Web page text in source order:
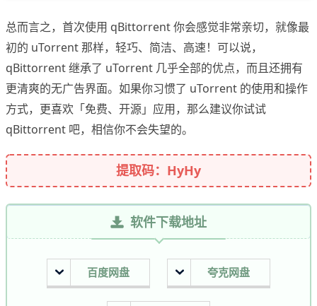
总而言之，首次使用 qBittorrent 你会感觉非常亲切，就像最
初的 uTorrent 那样，轻巧、简洁、高速！可以说，
qBittorrent 继承了 uTorrent 几乎全部的优点，而且还拥有
更清爽的无广告界面。如果你习惯了 uTorrent 的使用和操作
方式，更喜欢「免费、开源」应用，那么建议你试试
qBittorrent 吧，相信你不会失望的。
提取码：HyHy
软件下载地址
百度网盘 夸克网盘